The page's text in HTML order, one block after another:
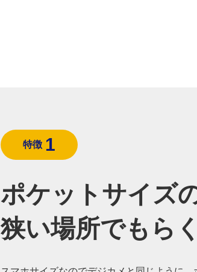
特徴 1
ポケットサイズ
狭い場所でも ら